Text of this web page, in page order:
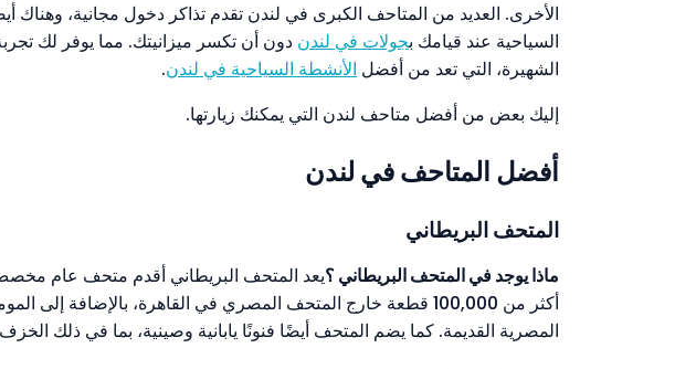
الأخرى. العديد من المتاحف الكبرى في لندن تقدم تذاكر دخول مجانية، وهناك
السياحية عند قيامك بجولات في لندن دون أن تكسر ميزانيتك. مما يوفر لك
الشهيرة، التي تعد من أفضل الأنشطة السياحية في لندن.
إليك بعض من أفضل متاحف لندن التي يمكنك زيارتها.
أفضل المتاحف في لندن
المتحف البريطاني
ماذا يوجد في المتحف البريطاني ؟يعد المتحف البريطاني أقدم متحف عام مخصص
أكثر من 100,000 قطعة خارج المتحف المصري في القاهرة، بالإضافة
المصرية القديمة. كما يضم المتحف أيضًا فنونًا يابانية وصينية، بما في ذلك الخزف